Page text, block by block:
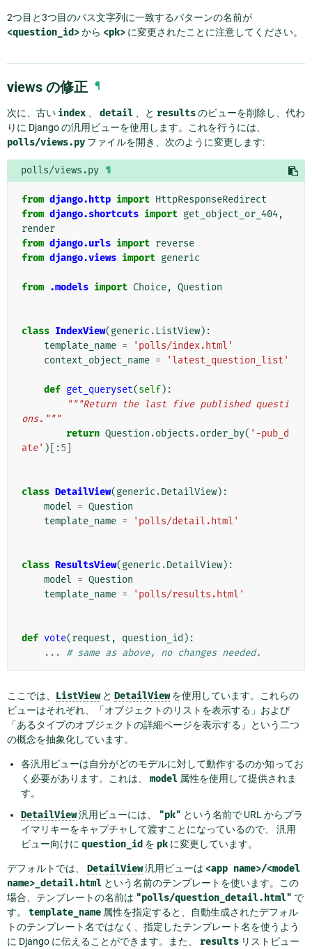
2つ目と3つ目のパス文字列に一致するパターンの名前が
<question_id>から <pk> に変更されたことに注意してください。
views の修正 ¶
次に、古い index detail 、と resultsのビューを削除し、代わ
りに Django の汎用ビューを使用します。これを行うには、
polls/views.py ファイルを開き、次のように変更します:
polls/views.py ¶
from django.http import HttpResponseRedirect
from django.shortcuts import get_object_or_404,
render
from django.urls import reverse
from django.views import generic
from .models import Choice, Question
class IndexView(generic . ListView):
template_name =
'polls/index.html'
context_object_name = 'latest_question_list'
def get_queryset(self):
"""Return the last five published questi
ons."""
return Question .objects .order_by( '-pub_d
ate' )[:5
class DetailView(generic .DetailView):
model = Question
template_name = 'polls/detail.html'
class ResultsView(generic .DetailView):
model = Question
template_name = 'polls/results.html'
def vote(request , question_id ):
...
# same as above, no changes needed.
ここでは、 ListViewと DetailViewを使用しています。これらの
ビューはそれぞれ、「オブジェクトのリストを表示する」および
「あるタイプのオブジェクトの詳細ページを表示する」という二つ
の概念を抽象化しています。
各汎用ビューは自分がどのモデルに対して動作するのか知ってお
く必要があります。これは、 model 属性を使用して提供されま
す。
DetailView汎用ビューには、 "pk" という名前で URL からプラ
イマリキーをキャプチャして渡すことになっているので、 汎用
ビュー向けに question_id を pk に変更しています。
デフォルトでは、 DetailView汎用ビューは <app name>/<model
name>_detail.html という名前のテンプレートを使います。この
場合、テンプレートの名前は "polls/question_detail.html" で
す。 template_name 属性を指定すると、自動生成されたデフォル
トのテンプレート名ではなく、指定したテンプレート名を使うよう
に Django に伝えることができます。また、 results リストビュー